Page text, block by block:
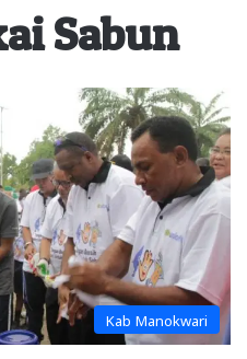
Sabun
Kab Manokwari